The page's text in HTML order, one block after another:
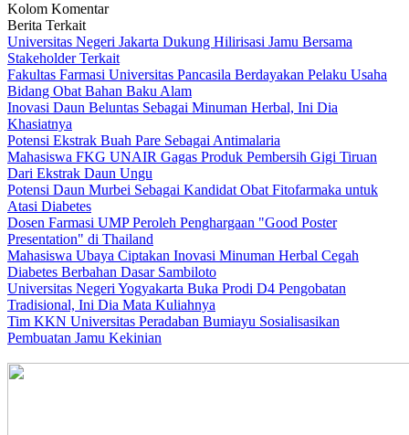
Kolom Komentar
Berita Terkait
Universitas Negeri Jakarta Dukung Hilirisasi Jamu Bersama
Stakeholder Terkait
Fakultas Farmasi Universitas Pancasila Berdayakan Pelaku Usaha
Bidang Obat Bahan Baku Alam
Inovasi Daun Beluntas Sebagai Minuman Herbal, Ini Dia
Khasiatnya
Potensi Ekstrak Buah Pare Sebagai Antimalaria
Mahasiswa FKG UNAIR Gagas Produk Pembersih Gigi Tiruan
Dari Ekstrak Daun Ungu
Potensi Daun Murbei Sebagai Kandidat Obat Fitofarmaka untuk
Atasi Diabetes
Dosen Farmasi UMP Peroleh Penghargaan "Good Poster
Presentation" di Thailand
Mahasiswa Ubaya Ciptakan Inovasi Minuman Herbal Cegah
Diabetes Berbahan Dasar Sambiloto
Universitas Negeri Yogyakarta Buka Prodi D4 Pengobatan
Tradisional, Ini Dia Mata Kuliahnya
Tim KKN Universitas Peradaban Bumiayu Sosialisasikan
Pembuatan Jamu Kekinian